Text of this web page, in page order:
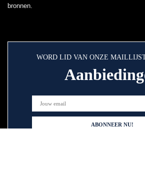
bronnen.
WORD LID VAN ONZE